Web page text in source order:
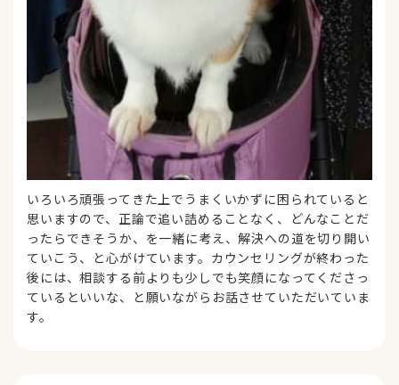
いろいろ頑張ってきた上でうまくいかずに困られていると
思いますので、正論で追い詰めることなく、どんなことだ
ったらできそうか、を一緒に考え、解決への道を切り開い
ていこう、と心がけています。カウンセリングが終わった
後には、相談する前よりも少しでも笑顔になってくださっ
ているといいな、と願いながらお話させていただいていま
す。